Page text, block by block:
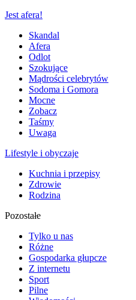
Jest afera!
Skandal
Afera
Odlot
Szokujące
Mądrości celebrytów
Sodoma i Gomora
Mocne
Zobacz
Taśmy
Uwaga
Lifestyle i obyczaje
Kuchnia i przepisy
Zdrowie
Rodzina
Pozostałe
Tylko u nas
Różne
Gospodarka głupcze
Z internetu
Sport
Pilne